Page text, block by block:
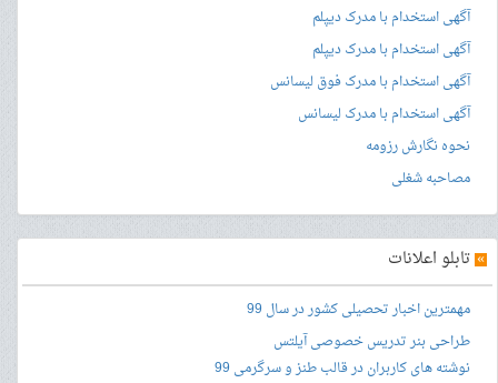
آگهی استخدام با مدرک دیپلم
آگهی استخدام با مدرک دیپلم
آگهی استخدام با مدرک فوق لیسانس
آگهی استخدام با مدرک لیسانس
نحوه نگارش رزومه
مصاحبه شغلی
» تابلو اعلانات
مهمترین اخبار تحصیلی کشور در سال 99
طراحی بنرتدریس خصوصی آیلتس
نوشته های کاربران در قالب طنز و سرگرمی 99